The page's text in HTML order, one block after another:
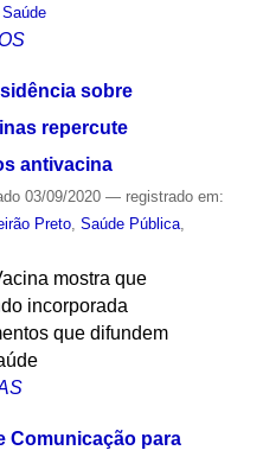
Saúde
sobre
repercute
antivacina
03/09/2020 — registrado em:
Preto, Saúde Pública,
mostra que
incorporada
que difundem
Comunicação para